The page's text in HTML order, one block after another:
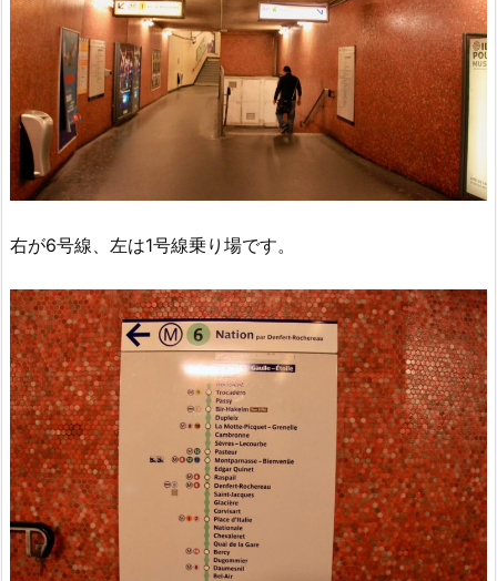
右が6号線、左は1号線乗り場です。